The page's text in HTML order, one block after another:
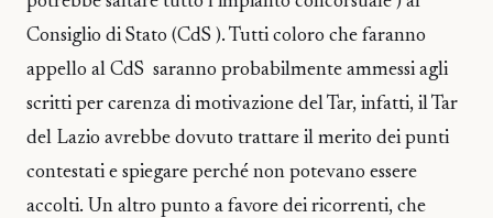
Consiglio di Stato (CdS ). Tutti coloro che faranno
appello al CdS saranno probabilmente ammessi agli
scritti per carenza di motivazione del Tar, infatti, il Tar
del Lazio avrebbe dovuto trattare il merito dei punti
contestati e spiegare perché non potevano essere
accolti. Un altro punto a favore dei ricorrenti, che